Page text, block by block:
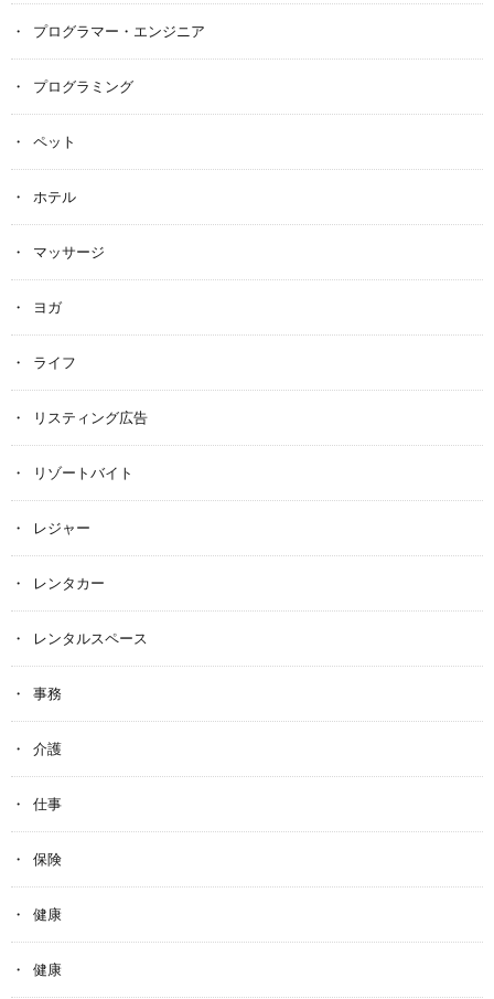
プログラマー・エンジニア
プログラミング
ペット
ホテル
マッサージ
ヨガ
ライフ
リスティング広告
リゾートバイト
レジャー
レンタカー
レンタルスペース
事務
介護
仕事
保険
健康
健康